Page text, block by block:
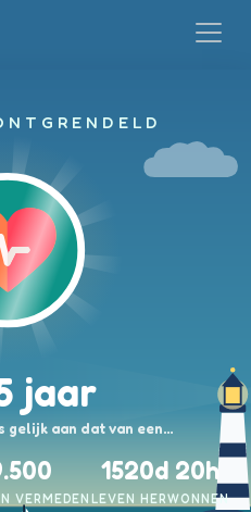
jaar
gelijk aan dat van een…
1520d 20h
VERMEDEN LEVEN HERWONNEN